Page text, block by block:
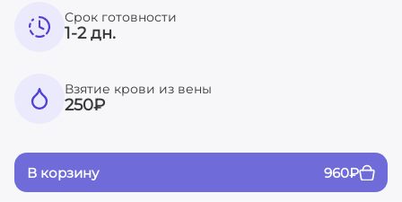
Срок готовности
1-2 дн.
Взятие крови из вены
250₽
В корзину 960₽